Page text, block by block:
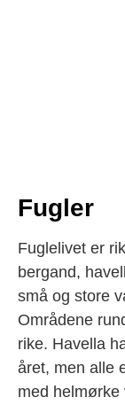
Fugler
Fuglelivet er
bergand,
små og store
Områdene
rike. Havella
året, men alle
med helmørke